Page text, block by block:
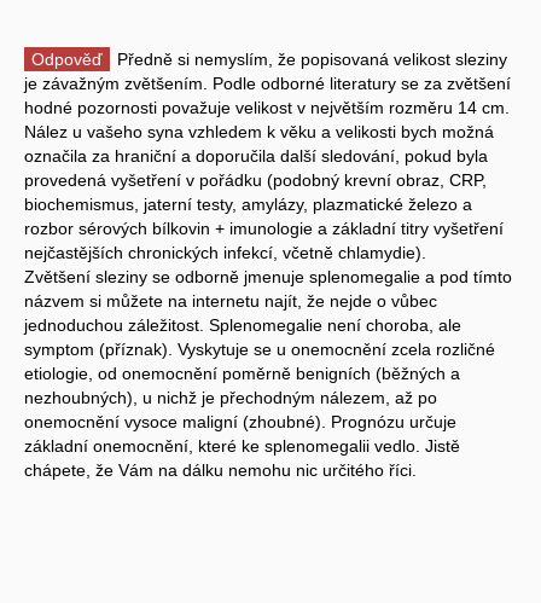
Odpověď
Předně si nemyslím, že popisovaná velikost sleziny
je závažným zvětšením. Podle odborné literatury se za zvětšení
hodné pozornosti považuje velikost v největším rozměru 14 cm.
Nález u vašeho syna vzhledem k věku a velikosti bych možná
označila za hraniční a doporučila další sledování, pokud byla
provedená vyšetření v pořádku (podobný krevní obraz, CRP,
biochemismus, jaterní testy, amylázy, plazmatické železo a
rozbor sérových bílkovin + imunologie a základní titry vyšetření
nejčastějších chronických infekcí, včetně chlamydie).
Zvětšení sleziny se odborně jmenuje splenomegalie a pod tímto
názvem si můžete na internetu najít, že nejde o vůbec
jednoduchou záležitost. Splenomegalie není choroba, ale
symptom (příznak). Vyskytuje se u onemocnění zcela rozličné
etiologie, od onemocnění poměrně benigních (běžných a
nezhoubných), u nichž je přechodným nálezem, až po
onemocnění vysoce maligní (zhoubné). Prognózu určuje
základní onemocnění, které ke splenomegalii vedlo. Jistě
chápete, že Vám na dálku nemohu nic určitého říci.